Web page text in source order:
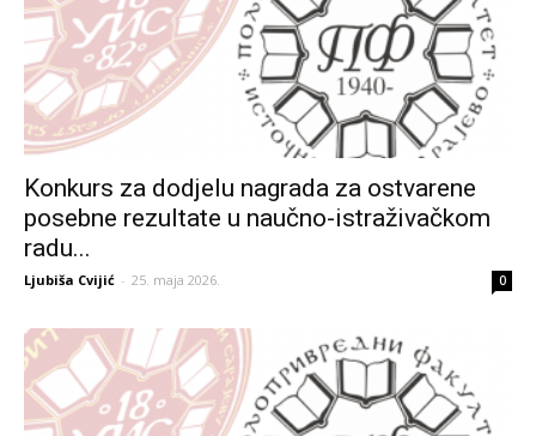
Konkurs za dodjelu nagrada za ostvarene
posebne rezultate u naučno-istraživačkom
radu...
Ljubiša Cvijić - 25. maja 2026. 0